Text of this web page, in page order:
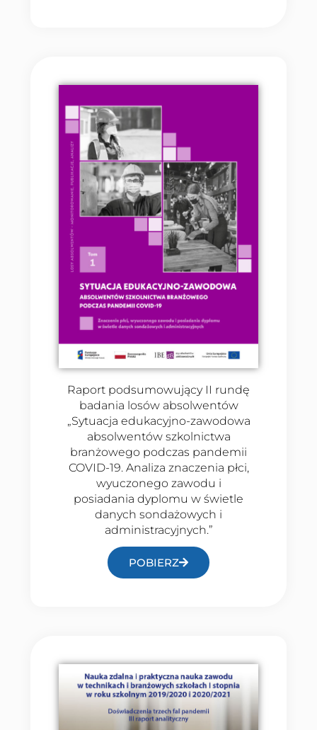
Raport podsumowujący II rundę
badania losów absolwentów
„Sytuacja edukacyjno-zawodowa
absolwentów szkolnictwa
branżowego podczas pandemii
COVID-19. Analiza znaczenia płci,
wyuczonego zawodu i
posiadania dyplomu w świetle
danych sondażowych i
administracyjnych.”
POBIERZ